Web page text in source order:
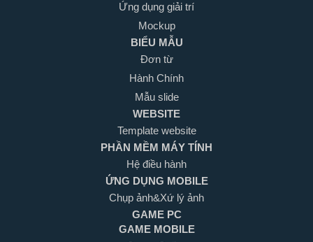
Ứng dụng giải trí
Mockup
BIỂU MẪU
Đơn từ
Hành Chính
Mẫu slide
WEBSITE
Template website
PHẦN MỀM MÁY TÍNH
Hệ điều hành
ỨNG DỤNG MOBILE
Chụp ảnh&Xứ lý ảnh
GAME PC
GAME MOBILE